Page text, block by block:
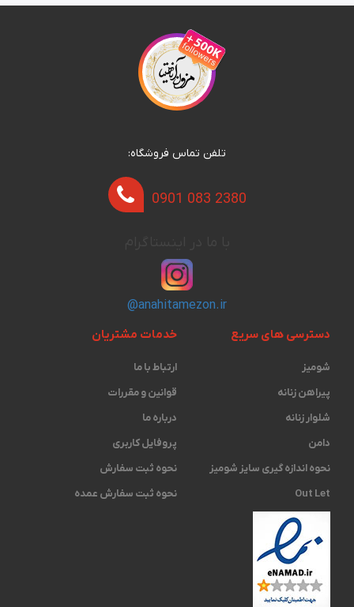
تلفن تماس فروشگاه:
0901 083 2380
@anahitamezon.ir
دسترسی های سریع
شومیز
پیراهن زنانه
شلوار زنانه
دامن
نحوه اندازه گیری ‫سایز شومیز
Out Let
خدمات مشتریان
ارتباط با ما
قوانین و مقررات
درباره ما
پروفایل کاربری
نحوه ثبت سفارش
نحوه ثبت سفارش عمده